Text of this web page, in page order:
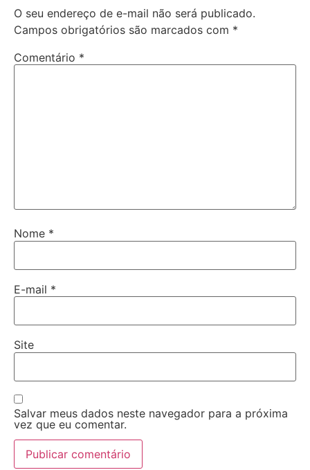
O seu endereço de e-mail não será publicado.
Campos obrigatórios são marcados com *
Comentário *
Nome *
E-mail *
Site
Salvar meus dados neste navegador para a próxima
vez que eu comentar.